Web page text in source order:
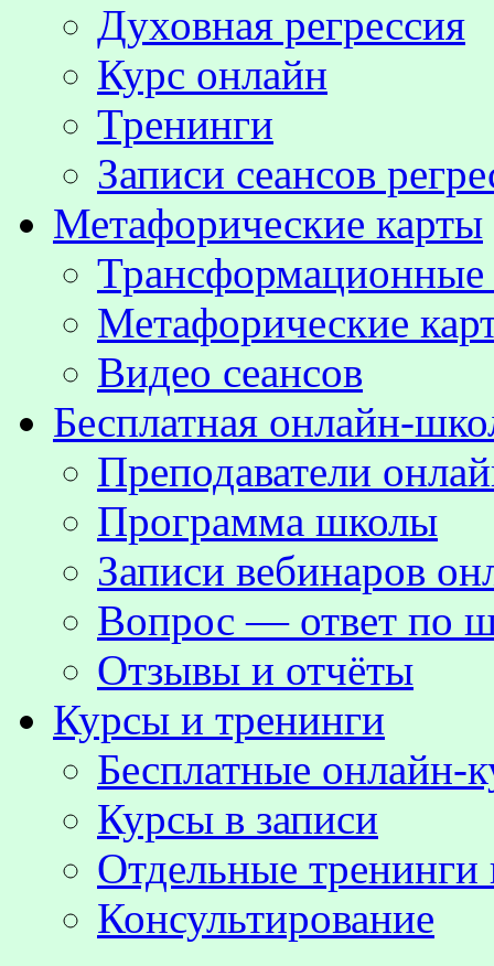
Духовная регрессия
Курс онлайн
Тренинги
Записи сеансов
Метафорические карты
Метафорические
Видео сеансов
Бесплатная онлайн-
Преподаватели
Программа школы
Записи вебинаров
Вопрос — ответ по
Отзывы и отчёты
Курсы и тренинги
Бесплатные онлайн-
Курсы в записи
Отдельные тренинги
Консультирование